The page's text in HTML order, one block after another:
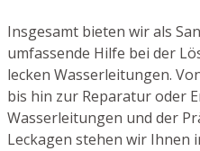
Insgesamt bieten wir als
umfassende Hilfe bei der
lecken Wasserleitungen.
bis hin zur Reparatur oder
Wasserleitungen und der
Leckagen stehen wir Ihnen